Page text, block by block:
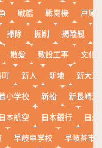
戦艦 戦闘機
戸尾
掃除 掘削 揚陸艇
散髪 敷設工事
文化
新人 新地
新大工
小学校 新船
新長崎漁
日本航空 日本銀行
日
早岐中学校
早岐茶市